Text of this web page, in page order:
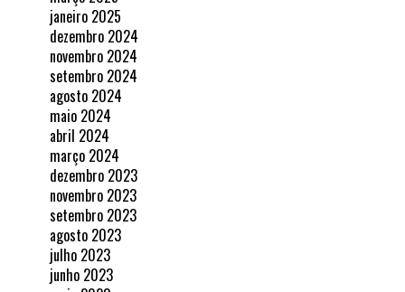
janeiro 2025
dezembro 2024
novembro 2024
setembro 2024
agosto 2024
maio 2024
abril 2024
março 2024
dezembro 2023
novembro 2023
setembro 2023
agosto 2023
julho 2023
junho 2023